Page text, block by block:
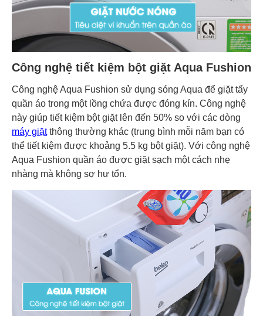
Công nghệ tiết kiệm bột giặt Aqua Fushion
Công nghệ Aqua Fushion sử dụng sóng Aqua để giặt tẩy
quần áo trong một lồng chứa được đóng kín. Công nghệ
này giúp tiết kiệm bột giặt lên đến 50% so với các dòng
máy giặtthông thường khác (trung bình mỗi năm bạn có
thể tiết kiệm được khoảng 5.5 kg bột giặt). Với công nghệ
Aqua Fushion quần áo được giặt sạch một cách nhẹ
nhàng mà không sợ hư tổn.